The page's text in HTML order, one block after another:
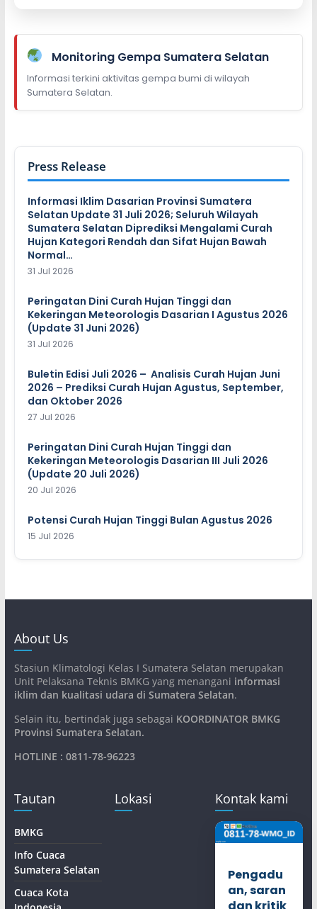
Monitoring Gempa Sumatera Selatan
Informasi terkini aktivitas gempa bumi di wilayah
Sumatera Selatan.
Press Release
Informasi Iklim Dasarian Provinsi Sumatera
Selatan Update 31 Juli 2026; Seluruh Wilayah
Sumatera Selatan Diprediksi Mengalami Curah
Hujan Kategori Rendah dan Sifat Hujan Bawah
Normal…
31 Jul 2026
Peringatan Dini Curah Hujan Tinggi dan
Kekeringan Meteorologis Dasarian I Agustus 2026
(Update 31 Juni 2026)
31 Jul 2026
Buletin Edisi Juli 2026 – Analisis Curah Hujan Juni
2026 – Prediksi Curah Hujan Agustus, September,
dan Oktober 2026
27 Jul 2026
Peringatan Dini Curah Hujan Tinggi dan
Kekeringan Meteorologis Dasarian III Juli 2026
(Update 20 Juli 2026)
20 Jul 2026
Potensi Curah Hujan Tinggi Bulan Agustus 2026
15 Jul 2026
About Us
Stasiun Klimatologi Kelas I Sumatera Selatan merupakan
Unit Pelaksana Teknis BMKG yang menangani informasi
iklim dan kualitasi udara di Sumatera Selatan.
Selain itu, bertindak juga sebagai KOORDINATOR BMKG
Provinsi Sumatera Selatan.
HOTLINE : 0811-78-96223
Tautan
BMKG
Info Cuaca
Sumatera Selatan
Cuaca Kota
Lokasi Kontak kami
Pengadu
an, saran
dan kritik